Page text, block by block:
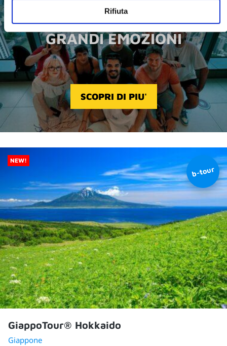
Rifiuta
B-TOUR
GRANDI EMOZIONI
SCOPRI DI PIU'
NEW!
GiappoTour® Hokkaido
Giappone